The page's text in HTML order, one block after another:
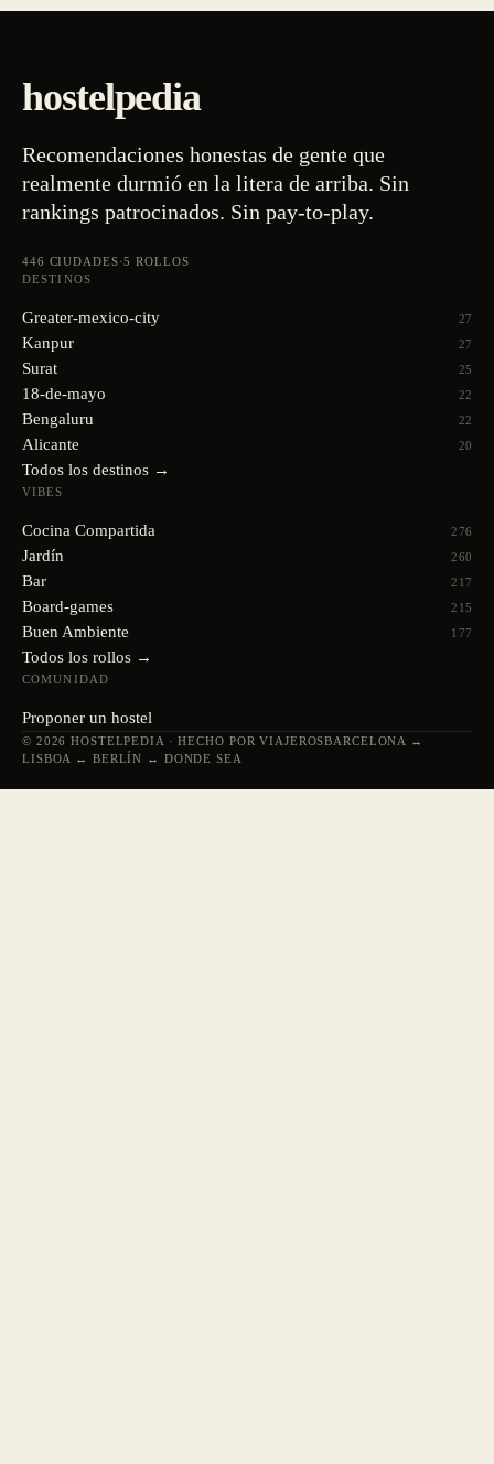
hostelpedia
Recomendaciones honestas de gente que
realmente durmió en la litera de arriba. Sin
rankings patrocinados. Sin pay-to-play.
446 CIUDADES·5 ROLLOS
DESTINOS
Greater-mexico-city 27
Kanpur 27
Surat 25
18-de-mayo 22
Bengaluru 22
Alicante 20
Todos los destinos →
VIBES
Cocina Compartida 276
Jardín 260
Bar 217
Board-games 215
Buen Ambiente 177
Todos los rollos →
COMUNIDAD
Proponer un hostel
© 2026 HOSTELPEDIA · HECHO POR VIAJEROSBARCELONA ↔
LISBOA ↔ BERLÍN ↔ DONDE SEA